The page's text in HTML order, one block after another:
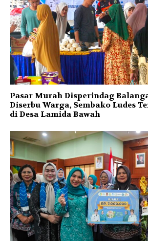
Pasar Murah Disperindag
Diserbu Warga, Sembako Ludes
di Desa Lamida Bawah